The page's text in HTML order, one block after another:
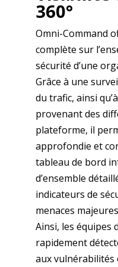
360°
Omni-Command
complète sur
sécurité d’une
Grâce à une
du trafic, ainsi
provenant des
plateforme, il
approfondie et
tableau de bord
d’ensemble
indicateurs de
menaces
Ainsi, les équipes
rapidement
aux vulnérabilités